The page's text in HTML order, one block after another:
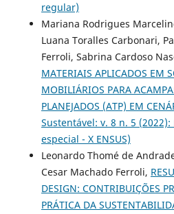
regular)
Mariana Rodrigues
Luana Toralles Carbonari,
Ferroli, Sabrina Cardoso
MATERIAIS APLICADOS EM
MOBILIÁRIOS PARA
PLANEJADOS (ATP) EM
Sustentável: v. 8 n. 5
especial - X ENSUS)
Leonardo Thomé de
Cesar Machado Ferroli,
DESIGN: CONTRIBUIÇÕES
PRÁTICA DA